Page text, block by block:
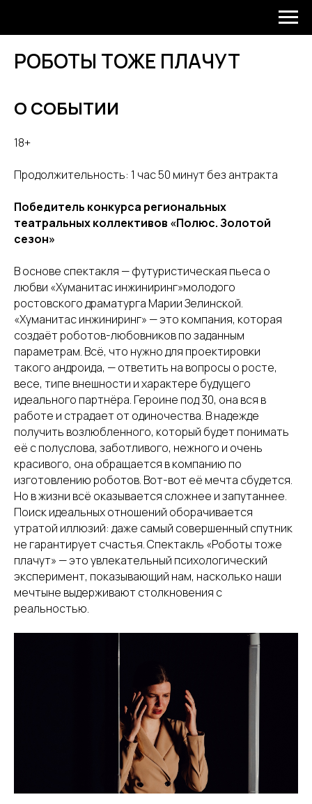
РОБОТЫ ТОЖЕ ПЛАЧУТ
О СОБЫТИИ
18+
Продолжительность: 1 час 50 минут без антракта
Победитель конкурса региональных
театральных коллективов «Полюс. Золотой
сезон»
В основе спектакля — футуристическая пьеса о
любви «Хуманитас инжиниринг»молодого
ростовского драматурга Марии Зелинской.
«Хуманитас инжиниринг» — это компания, которая
создаёт роботов-любовников по заданным
параметрам. Всё, что нужно для проектировки
такого андроида, — ответить на вопросы о росте,
весе, типе внешности и характере будущего
идеального партнёра. Героине под 30, она вся в
работе и страдает от одиночества. В надежде
получить возлюбленного, который будет понимать
её с полуслова, заботливого, нежного и очень
красивого, она обращается в компанию по
изготовлению роботов. Вот-вот её мечта сбудется.
Но в жизни всё оказывается сложнее и запутаннее.
Поиск идеальных отношений оборачивается
утратой иллюзий: даже самый совершенный спутник
не гарантирует счастья. Спектакль «Роботы тоже
плачут» — это увлекательный психологический
эксперимент, показывающий нам, насколько наши
мечтыне выдерживают столкновения с
реальностью.